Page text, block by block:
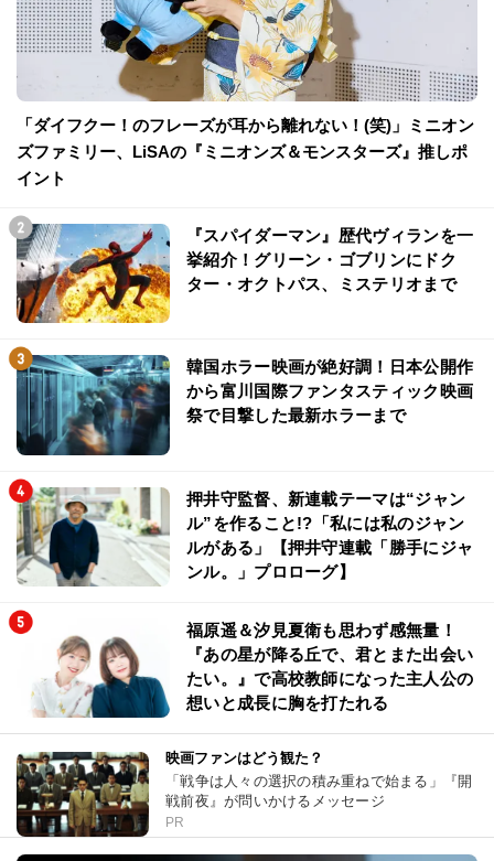
「ダイフクー！のフレーズが耳から離れない！(笑)」ミニオン
ズファミリー、LiSAの『ミニオンズ＆モンスターズ』推しポ
イント
『スパイダーマン』歴代ヴィランを一
挙紹介！グリーン・ゴブリンにドク
ター・オクトパス、ミステリオまで
韓国ホラー映画が絶好調！日本公開作
から富川国際ファンタスティック映画
祭で目撃した最新ホラーまで
押井守監督、新連載テーマは“ジャン
ル”を作ること!?「私には私のジャン
ルがある」【押井守連載「勝手にジャ
ンル。」プロローグ】
福原遥＆汐見夏衛も思わず感無量！
『あの星が降る丘で、君とまた出会い
たい。』で高校教師になった主人公の
想いと成長に胸を打たれる
映画ファンはどう観た？
「戦争は人々の選択の積み重ねで始まる」『開
戦前夜』が問いかけるメッセージ
PR